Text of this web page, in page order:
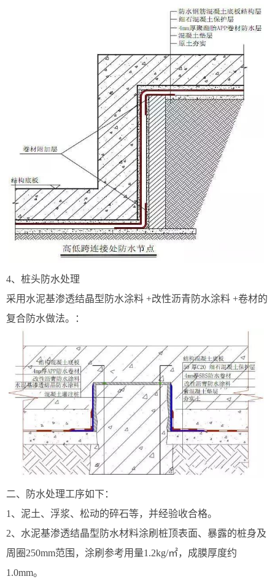
4、桩头防水处理
采用水泥基渗透结晶型防水涂料 +改性沥青防水涂料 +卷材的
复合防水做法。：
二、防水处理工序如下：
1、泥土、浮浆、松动的碎石等，并经验收合格。
2、水泥基渗透结晶型防水材料涂刷桩顶表面、暴露的桩身及
周圈250mm范围，涂刷参考用量1.2kg/㎡，成膜厚度约
1.0mm。